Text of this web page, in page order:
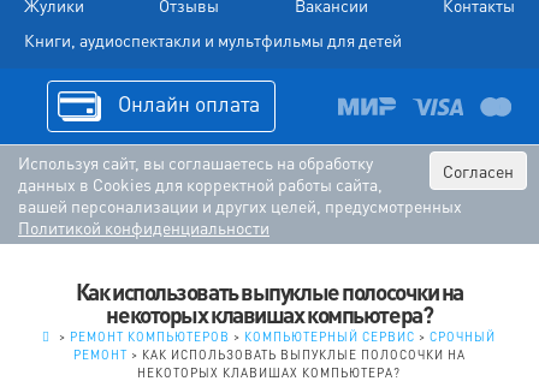
Жулики
Отзывы Вакансии
Контакты
Книги, аудиоспектакли и мультфильмы для детей
Онлайн оплата
Согласен
Используя сайт, вы соглашаетесь на обработку
данных в Cookies для корректной работы сайта,
вашей персонализации и других целей, предусмотренных
Политикой конфиденциальности
Как использовать выпуклые полосочки на
некоторых клавишах компьютера?
> РЕМОНТ КОМПЬЮТЕРОВ > КОМПЬЮТЕРНЫЙ СЕРВИС >СРОЧНЫЙ
РЕМОНТ> КАК ИСПОЛЬЗОВАТЬ ВЫПУКЛЫЕ ПОЛОСОЧКИ НА
НЕКОТОРЫХ КЛАВИШАХ КОМПЬЮТЕРА?